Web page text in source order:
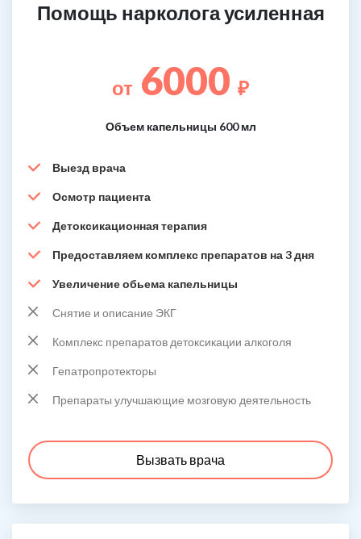
Помощь нарколога усиленная
от 6000 ₽
Объем капельницы 600 мл
Выезд врача
Осмотр пациента
Детоксикационная терапия
Предоставляем комплекс препаратов на 3 дня
Увеличение обьема капельницы
Снятие и описание ЭКГ
Комплекс препаратов детоксикации алкоголя
Гепатропротекторы
Препараты улучшающие мозговую деятельность
Вызвать врача